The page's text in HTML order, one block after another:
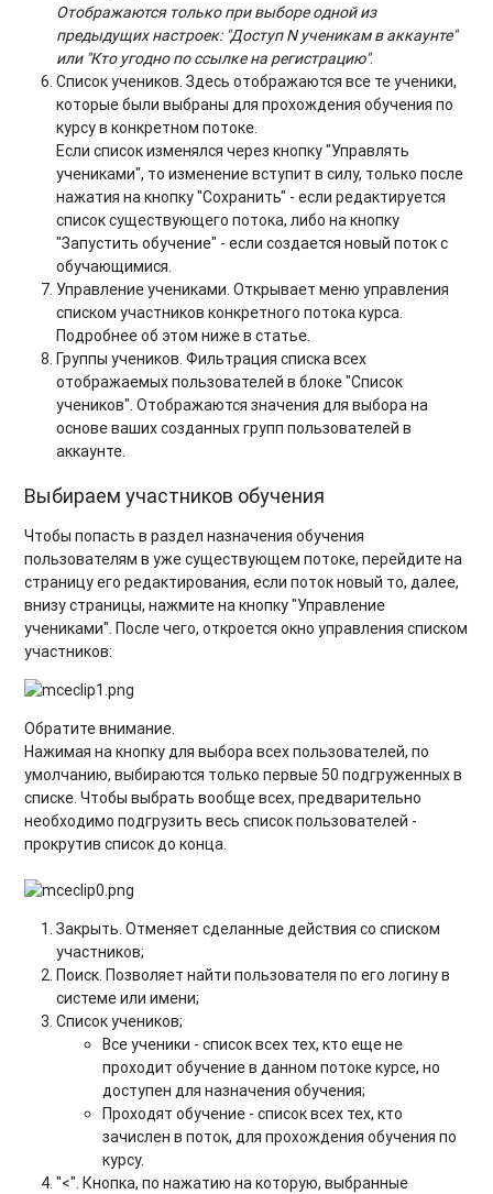
Отображаются только при выборе одной из
предыдущих настроек: "Доступ N ученикам в аккаунте"
или "Кто угодно по ссылке на регистрацию".
Список учеников. Здесь отображаются все те ученики,
которые были выбраны для прохождения обучения по
курсу в конкретном потоке.
Если список изменялся через кнопку "Управлять
учениками", то изменение вступит в силу, только после
нажатия на кнопку "Сохранить" - если редактируется
список существующего потока, либо на кнопку
"Запустить обучение" - если создается новый поток с
обучающимися.
Управление учениками.Открывает меню управления
списком участников конкретного потока курса.
Подробнее об этом ниже в статье.
Группы учеников. Фильтрация списка всех
отображаемых пользователей в блоке "Список
учеников". Отображаются значения для выбора на
основе ваших созданных групп пользователей в
аккаунте.
Выбираем участников обучения
Чтобы попасть в раздел назначения обучения
пользователям в уже существующем потоке, перейдите на
страницу его редактирования, если поток новый то, далее,
внизу страницы, нажмите на кнопку "Управление
учениками". После чего, откроется окно управления списком
участников:
Обратите внимание.
Нажимая на кнопку для выбора всех пользователей, по
умолчанию, выбираются только первые 50 подгруженных в
списке. Чтобы выбрать вообще всех, предварительно
необходимо подгрузить весь список пользователей -
прокрутив список до конца.
Закрыть. Отменяет сделанные действия со списком
участников;
Поиск. Позволяет найти пользователя по его логину в
системе или имени;
Список учеников;
Все ученики - список всех тех, кто еще не
проходит обучение в данном потоке курсе, но
доступен для назначения обучения;
Проходят обучение - список всех тех, кто
зачислен в поток, для прохождения обучения по
курсу.
"<". Кнопка, по нажатию на которую, выбранные